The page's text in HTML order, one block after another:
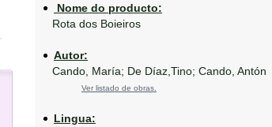
Nome do producto:
Rota dos Boieiros
Autor:
Cando, María; De Díaz,Tino; Cando, Antón
Ver listado de obras.
Lingua: